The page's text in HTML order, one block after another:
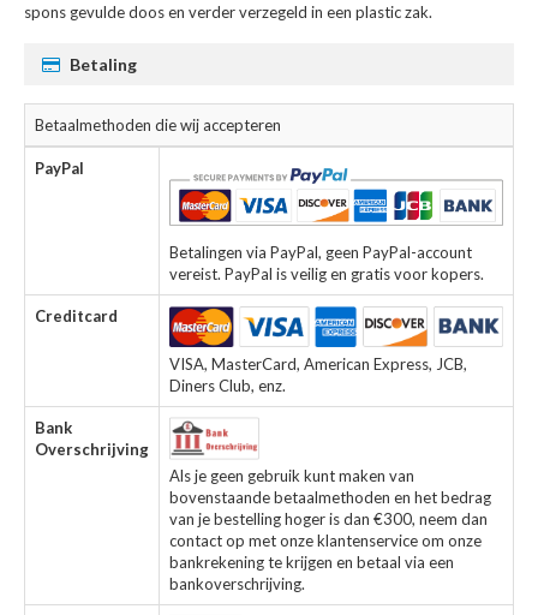
spons gevulde doos en verder verzegeld in een plastic zak.
Betaling
Betaalmethoden die wij accepteren
PayPal
Betalingen via PayPal, geen PayPal-account
vereist. PayPal is veilig en gratis voor kopers.
Creditcard
VISA, MasterCard, American Express, JCB,
Diners Club, enz.
Bank
Overschrijving
Als je geen gebruik kunt maken van
bovenstaande betaalmethoden en het bedrag
van je bestelling hoger is dan €300, neem dan
contact op met onze klantenservice om onze
bankrekening te krijgen en betaal via een
bankoverschrijving.